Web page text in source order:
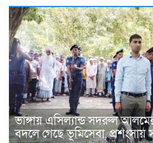
ভাঙ্গায় এসিল্যান্ড সদরুল
বদলে গেছে ভূমিসেবা, প্রশংসায়